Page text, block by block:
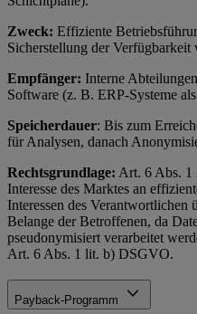
Zweck: Effiziente
Sicherstellung der Verfügbarkeit
Empfänger: Interne
Software (z. B. ERP-Systeme
Speicherdauer: Bis zum
für Analysen, danach
Rechtsgrundlage: Art. 6 Abs. 1
Interesse des Marktes an
Interessen des Verantwortlichen
Belange der Betroffenen, da
pseudonymisiert verarbeitet
Art. 6 Abs. 1 lit. b) DSGVO.
Payback-Programm